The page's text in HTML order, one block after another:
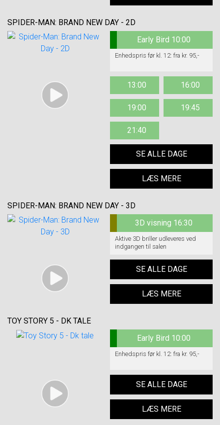
SPIDER-MAN: BRAND NEW DAY - 2D
Early Bird 10:00
Enhedspris før kl. 12: fra kr. 95,-
13:00 16:00
19:00 19:45
21:40
SE ALLE DAGE
LÆS MERE
SPIDER-MAN: BRAND NEW DAY - 3D
3D visning 16:30
Aktive 3D briller udleveres ved
indgangen til salen
SE ALLE DAGE
LÆS MERE
TOY STORY 5 - DK TALE
Early Bird 10:00
Enhedspris før kl. 12: fra kr. 95,-
SE ALLE DAGE
LÆS MERE